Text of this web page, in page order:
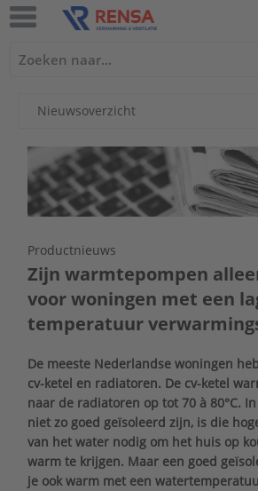
Nieuwsoverzicht
Productnieuws
Zijn warmtepompen
voor woningen met een
temperatuur
De meeste Nederlandse woningen
cv-ketel en radiatoren. De cv-ketel
naar de radiatoren op tot 70 à 80°C.
niet zo goed geïsoleerd zijn, is die
van het water nodig om het huis op
warm te krijgen. Maar een goed
je ook warm met een